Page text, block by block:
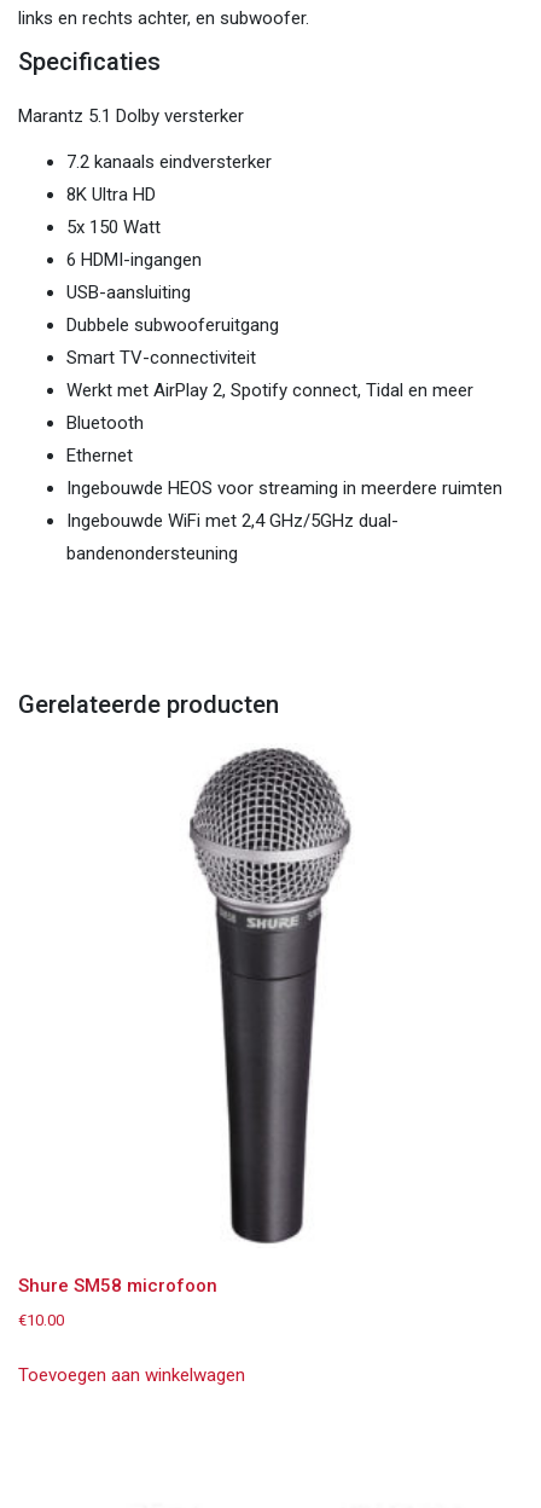
links en rechts achter, en subwoofer.
Specificaties
Marantz 5.1 Dolby versterker
7.2 kanaals eindversterker
8K Ultra HD
5x 150 Watt
6 HDMI-ingangen
USB-aansluiting
Dubbele subwooferuitgang
Smart TV-connectiviteit
Werkt met AirPlay 2, Spotify connect, Tidal en meer
Bluetooth
Ethernet
Ingebouwde HEOS voor streaming in meerdere ruimten
Ingebouwde WiFi met 2,4 GHz/5GHz dual-
bandenondersteuning
Gerelateerde producten
Shure SM58 microfoon
€10.00
Toevoegen aan winkelwagen